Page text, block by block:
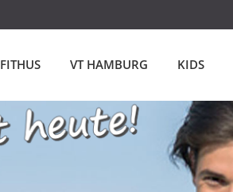
FITHUS VT HAMBURG KIDS